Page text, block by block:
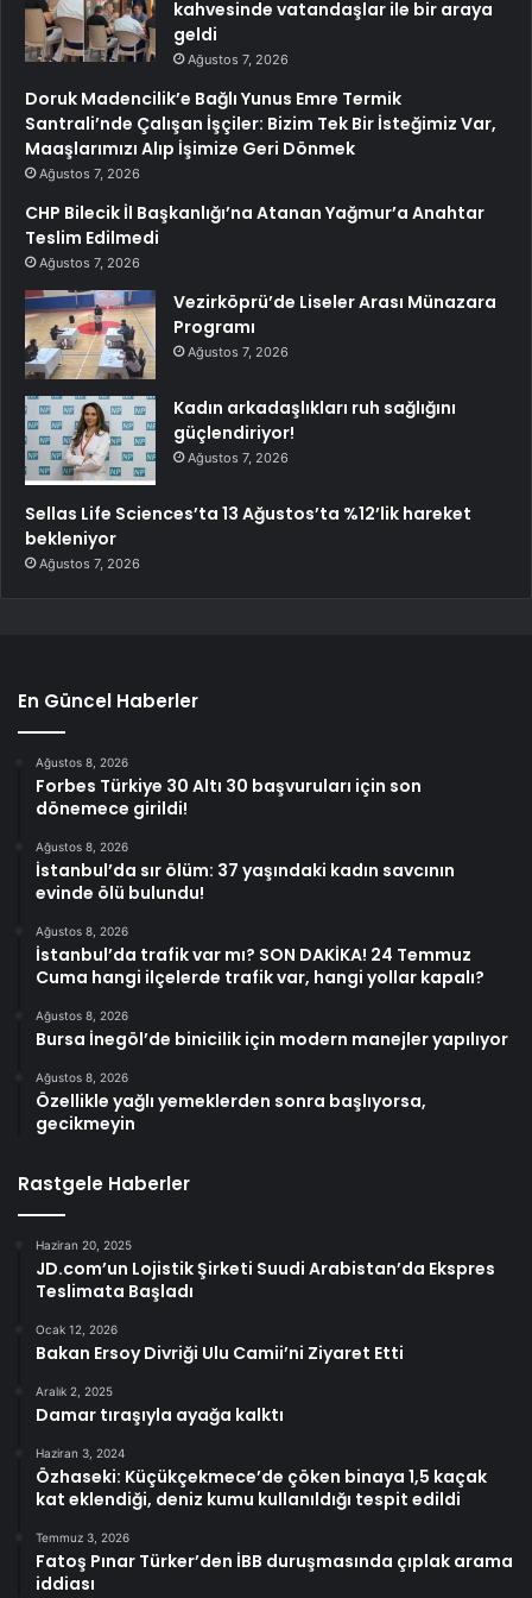
kahvesinde vatandaşlar ile bir araya
geldi
Ağustos 7, 2026
Doruk Madencilik’e Bağlı Yunus Emre Termik
Santrali’nde Çalışan İşçiler: Bizim Tek Bir İsteğimiz Var,
Maaşlarımızı Alıp İşimize Geri Dönmek
Ağustos 7, 2026
CHP Bilecik İl Başkanlığı’na Atanan Yağmur’a Anahtar
Teslim Edilmedi
Ağustos 7, 2026
Vezirköprü’de Liseler Arası Münazara
Programı
Ağustos 7, 2026
Kadın arkadaşlıkları ruh sağlığını
güçlendiriyor!
Ağustos 7, 2026
Sellas Life Sciences’ta 13 Ağustos’ta %12’lik hareket
bekleniyor
Ağustos 7, 2026
En Güncel Haberler
Ağustos 8, 2026
Forbes Türkiye 30 Altı 30 başvuruları için son
dönemece girildi!
Ağustos 8, 2026
İstanbul’da sır ölüm: 37 yaşındaki kadın savcının
evinde ölü bulundu!
Ağustos 8, 2026
İstanbul’da trafik var mı? SON DAKİKA! 24 Temmuz
Cuma hangi ilçelerde trafik var, hangi yollar kapalı?
Ağustos 8, 2026
Bursa İnegöl’de binicilik için modern manejler yapılıyor
Ağustos 8, 2026
Özellikle yağlı yemeklerden sonra başlıyorsa,
gecikmeyin
Rastgele Haberler
Haziran 20, 2025
JD.com’un Lojistik Şirketi Suudi Arabistan’da Ekspres
Teslimata Başladı
Ocak 12, 2026
Bakan Ersoy Divriği Ulu Camii’ni Ziyaret Etti
Aralık 2, 2025
Damar tıraşıyla ayağa kalktı
Haziran 3, 2024
Özhaseki: Küçükçekmece’de çöken binaya 1,5 kaçak
kat eklendiği, deniz kumu kullanıldığı tespit edildi
Temmuz 3, 2026
Fatoş Pınar Türker’den İBB duruşmasında çıplak arama
iddiası